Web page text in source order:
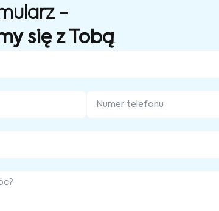
-
się z Tobą